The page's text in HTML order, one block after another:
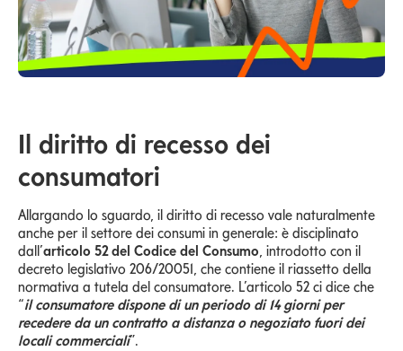
Il diritto di recesso dei
consumatori
Allargando lo sguardo, il diritto di recesso vale naturalmente
anche per il settore dei consumi in generale: è disciplinato
dall’articolo 52 del Codice del Consumo, introdotto con il
decreto legislativo 206/20051, che contiene il riassetto della
normativa a tutela del consumatore. L’articolo 52 ci dice che
“il consumatore dispone di un periodo di 14 giorni per
recedere da un contratto a distanza o negoziato fuori dei
locali commerciali”.